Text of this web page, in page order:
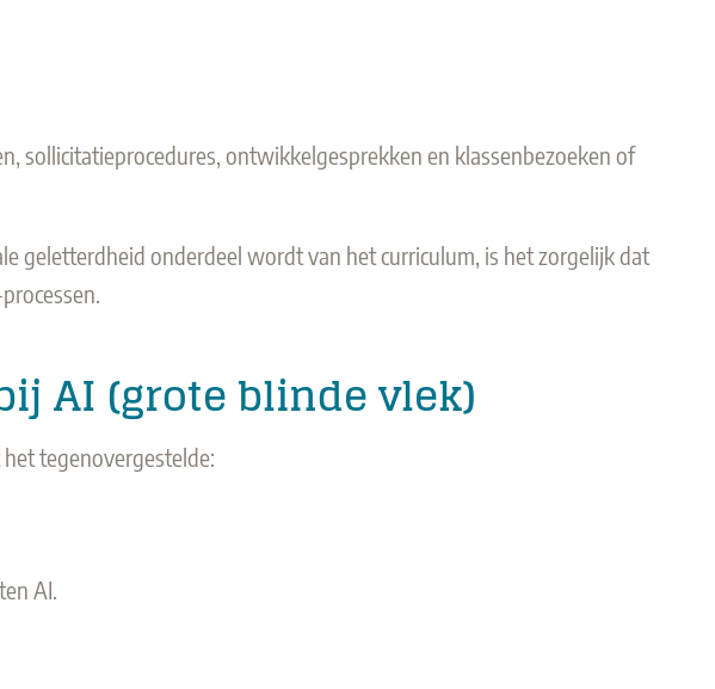
sollicitatieprocedures, ontwikkelgesprekken en klassenbezoeken of
geletterdheid onderdeel wordt van het curriculum, is het zorgelijk dat
AI (grote blinde vlek)
tegenovergestelde:
AI.